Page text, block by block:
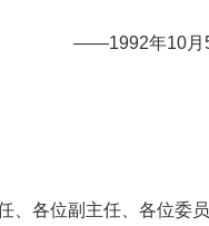
——1992年10月5
、各位副主任、各位委员